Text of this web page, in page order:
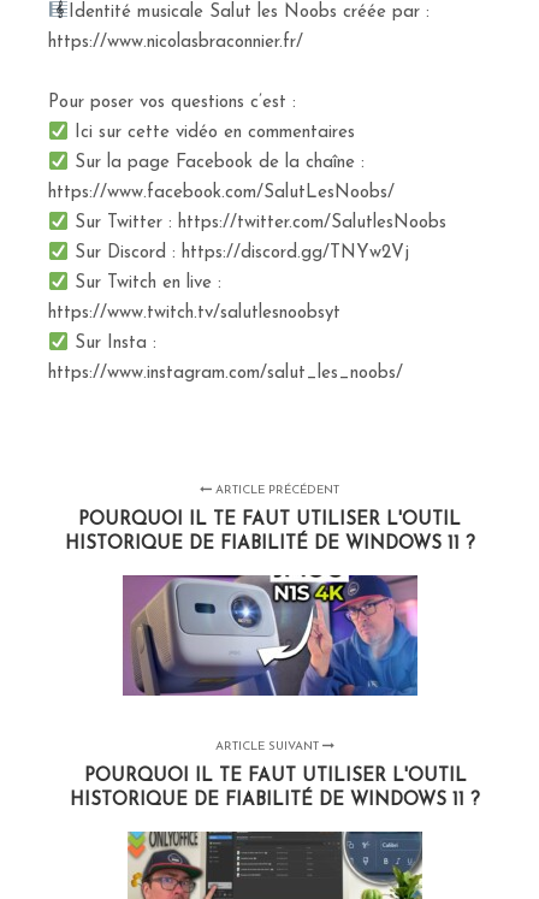
Identité musicale Salut les Noobs créée par :
https://www.nicolasbraconnier.fr/
Pour poser vos questions c’est :
Ici sur cette vidéo en commentaires
Sur la page Facebook de la chaîne :
https://www.facebook.com/SalutLesNoobs/
Sur Twitter : https://twitter.com/SalutlesNoobs
Sur Discord : https://discord.gg/TNYw2Vj
Sur Twitch en live :
https://www.twitch.tv/salutlesnoobsyt
Sur Insta :
https://www.instagram.com/salut_les_noobs/
ARTICLE PRÉCÉDENT
POURQUOI IL TE FAUT UTILISER L'OUTIL
HISTORIQUE DE FIABILITÉ DE WINDOWS 11 ?
ARTICLE SUIVANT
POURQUOI IL TE FAUT UTILISER L'OUTIL
HISTORIQUE DE FIABILITÉ DE WINDOWS 11 ?